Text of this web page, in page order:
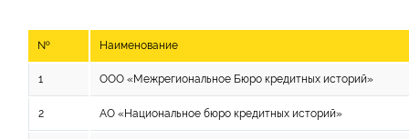
№ Наименование
1 ООО «Межрегиональное Бюро кредитных историй»
2 АО «Национальное бюро кредитных историй»